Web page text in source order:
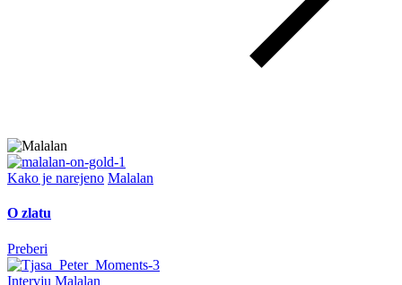
Kako je narejeno Malalan
O zlatu
Preberi
Intervju Malalan